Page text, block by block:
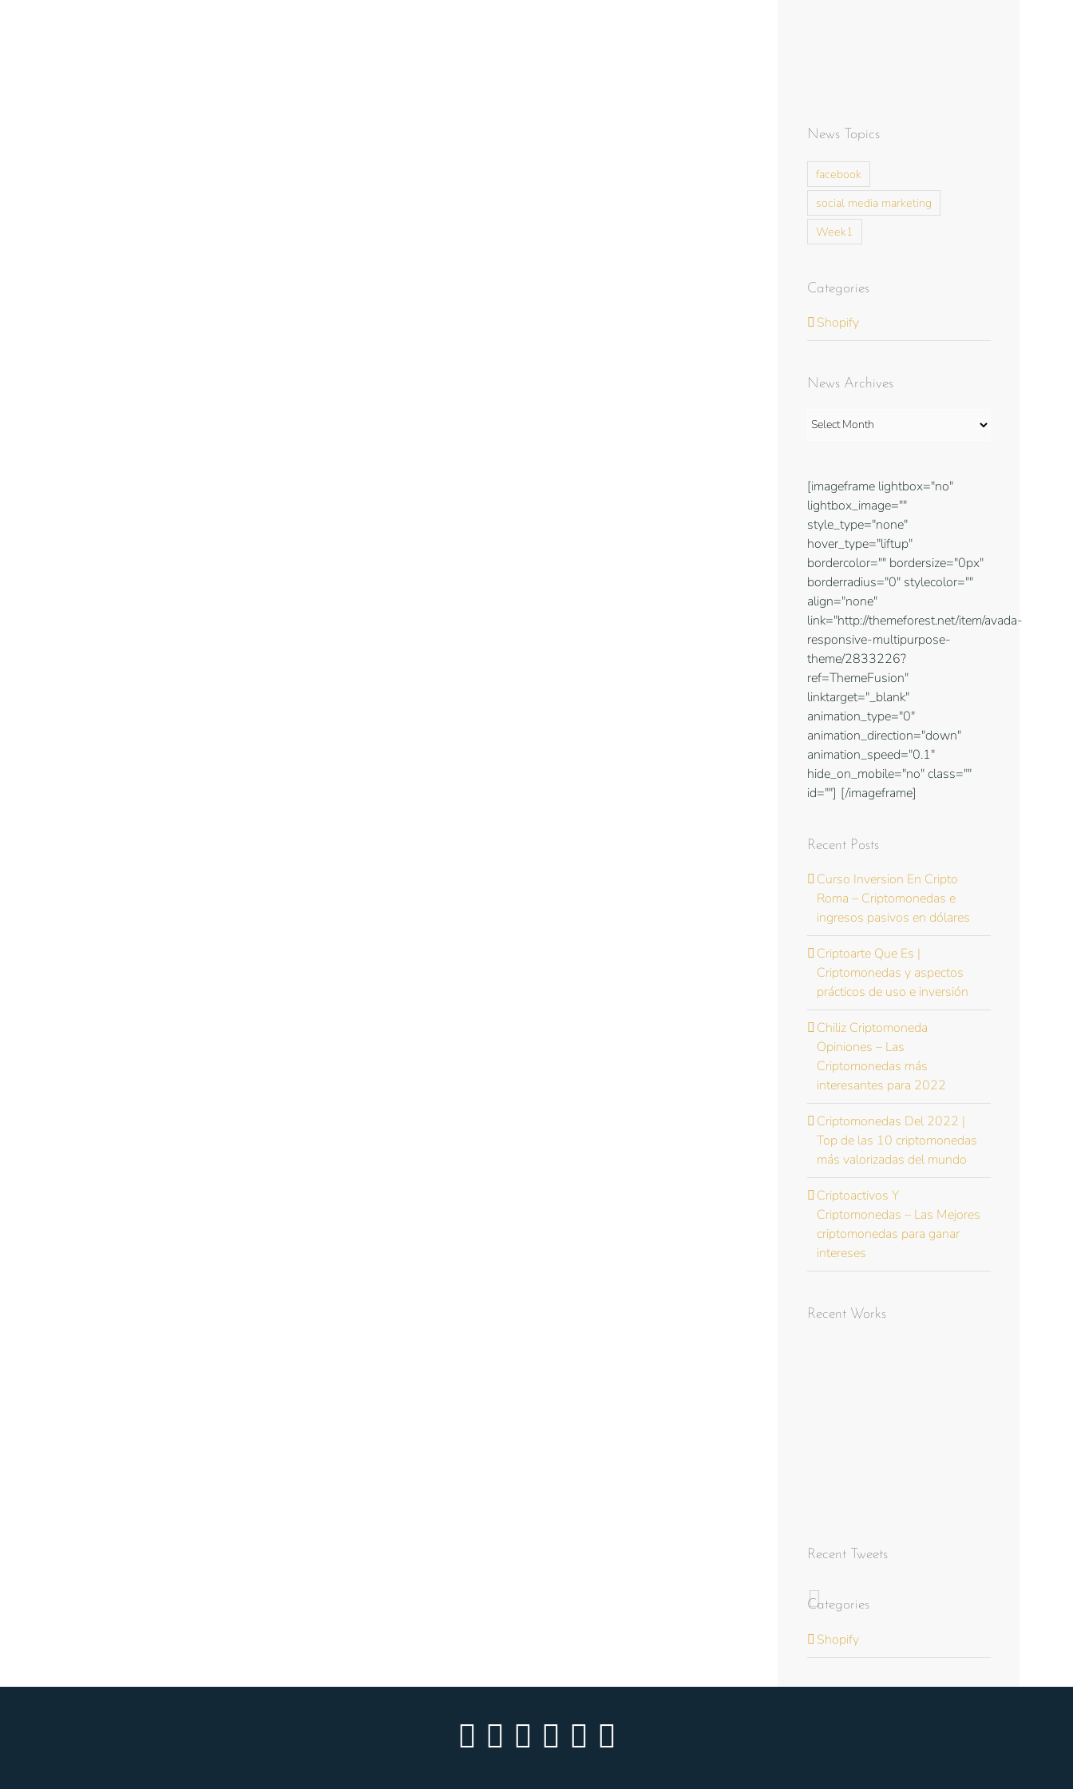
News Topics
facebook
social media marketing
Week1
Categories
Shopify
News Archives
News
[imageframe lightbox="no"
lightbox_image=""
style_type="none"
hover_type="liftup"
bordercolor="" bordersize="0px"
borderradius="0" stylecolor=""
align="none"
link="http://themeforest.net/item/avada-
responsive-multipurpose-
theme/2833226?
ref=ThemeFusion"
linktarget="_blank"
animation_type="0"
animation_direction="down"
animation_speed="0.1"
hide_on_mobile="no" class=""
id=""] [/imageframe]
Recent Posts
Curso Inversion En Cripto
Roma – Criptomonedas e
ingresos pasivos en dólares
Criptoarte Que Es |
Criptomonedas y aspectos
prácticos de uso e inversión
Chiliz Criptomoneda
Opiniones – Las
Criptomonedas más
interesantes para 2022
Criptomonedas Del 2022 |
Top de las 10 criptomonedas
más valorizadas del mundo
Criptoactivos Y
Criptomonedas – Las Mejores
criptomonedas para ganar
intereses
Recent Works
Recent Tweets
Categories
Shopify